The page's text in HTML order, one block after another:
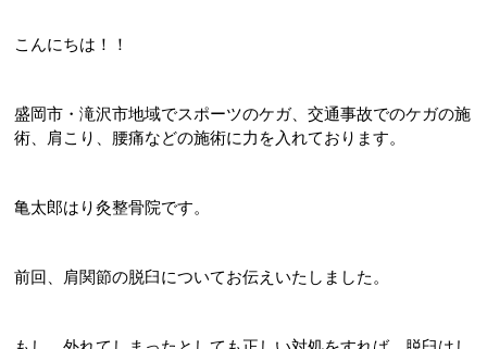
こんにちは！！
盛岡市・滝沢市地域でスポーツのケガ、交通事故でのケガの施
術、肩こり、腰痛などの施術に力を入れております。
亀太郎はり灸整骨院です。
前回、肩関節の脱臼についてお伝えいたしました。